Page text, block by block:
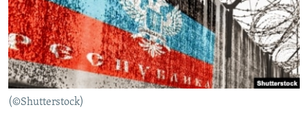
СПЕЦПРОЄКТИ
ПОДКАСТИ
КРИМ РЕАЛІЇ
РУС
(©Shutterstock)